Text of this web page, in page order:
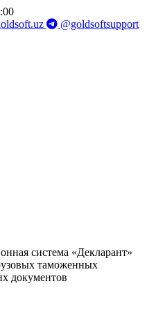
@goldsoftsupport
система «Декларант»
таможенных
документов